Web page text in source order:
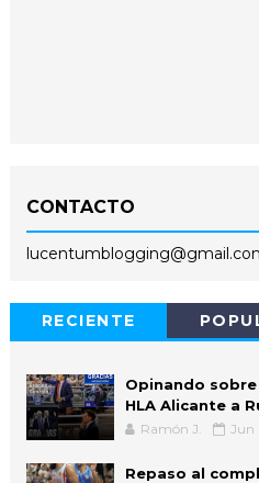
CONTACTO
RECIENTE
Opinando
HLA Alicante a
Ramón J. Jun
Repaso al